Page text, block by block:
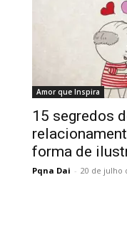
Amor que Inspira
15 segredos
forma de
Pqna Dai - 20 de julho